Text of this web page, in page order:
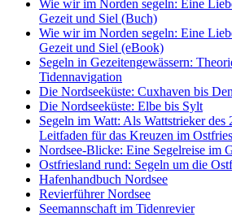
Wie wir im Norden segeln: Eine
Gezeit und Siel (Buch)
Wie wir im Norden segeln: Eine
Gezeit und Siel (eBook)
Segeln in Gezeitengewässern:
Tidennavigation
Die Nordseeküste: Cuxhaven bis
Die Nordseeküste: Elbe bis Sylt
Segeln im Watt: Als Wattstrieker des
Leitfaden für das Kreuzen im
Nordsee-Blicke: Eine Segelreise im
Ostfriesland rund: Segeln um die
Hafenhandbuch Nordsee
Revierführer Nordsee
Seemannschaft im Tidenrevier